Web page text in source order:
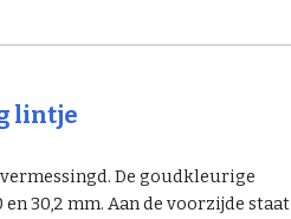
lintje
De goudkleurige
30,2 mm. Aan de voorzijde staat